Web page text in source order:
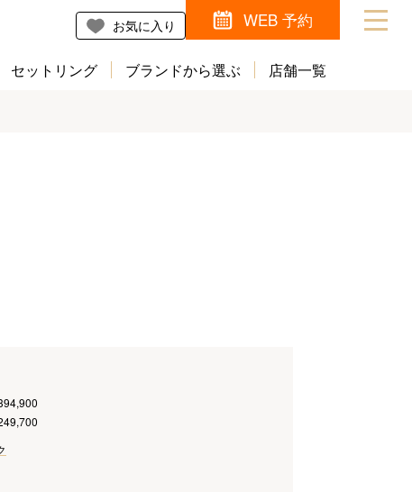
お気に入り WEB 予約
セットリング ブランドから選ぶ 店舗一覧